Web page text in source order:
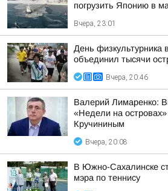
погрузить Японию в
Вчера, 23:01
День
объединил тысячи
Вчера, 20:46
Валерий Лимаренко:
«Недели на
Кручининым
Вчера, 20:08
В Южно-Сахалинске
мэра по теннису